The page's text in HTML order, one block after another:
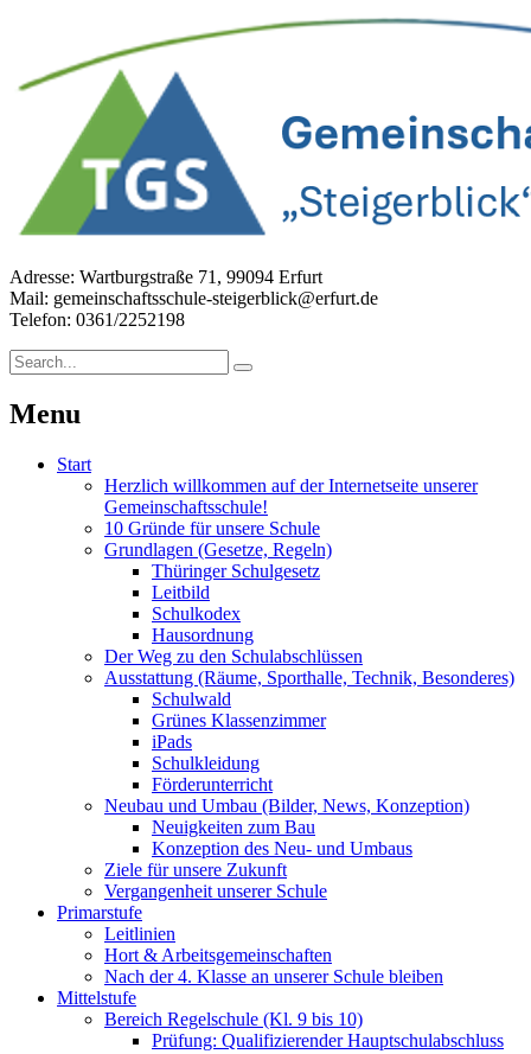
Adresse: Wartburgstraße 71, 99094 Erfurt
Mail: gemeinschaftsschule-steigerblick@erfurt.de
Telefon: 0361/2252198
Menu
Start
Herzlich willkommen auf der Internetseite unserer
Gemeinschaftsschule!
10 Gründe für unsere Schule
Grundlagen (Gesetze, Regeln)
Thüringer Schulgesetz
Leitbild
Schulkodex
Hausordnung
Der Weg zu den Schulabschlüssen
Ausstattung (Räume, Sporthalle, Technik, Besonderes)
Schulwald
Grünes Klassenzimmer
iPads
Schulkleidung
Förderunterricht
Neubau und Umbau (Bilder, News, Konzeption)
Neuigkeiten zum Bau
Konzeption des Neu- und Umbaus
Ziele für unsere Zukunft
Vergangenheit unserer Schule
Primarstufe
Leitlinien
Hort & Arbeitsgemeinschaften
Nach der 4. Klasse an unserer Schule bleiben
Mittelstufe
Bereich Regelschule (Kl. 9 bis 10)
Prüfung: Qualifizierender Hauptschulabschluss